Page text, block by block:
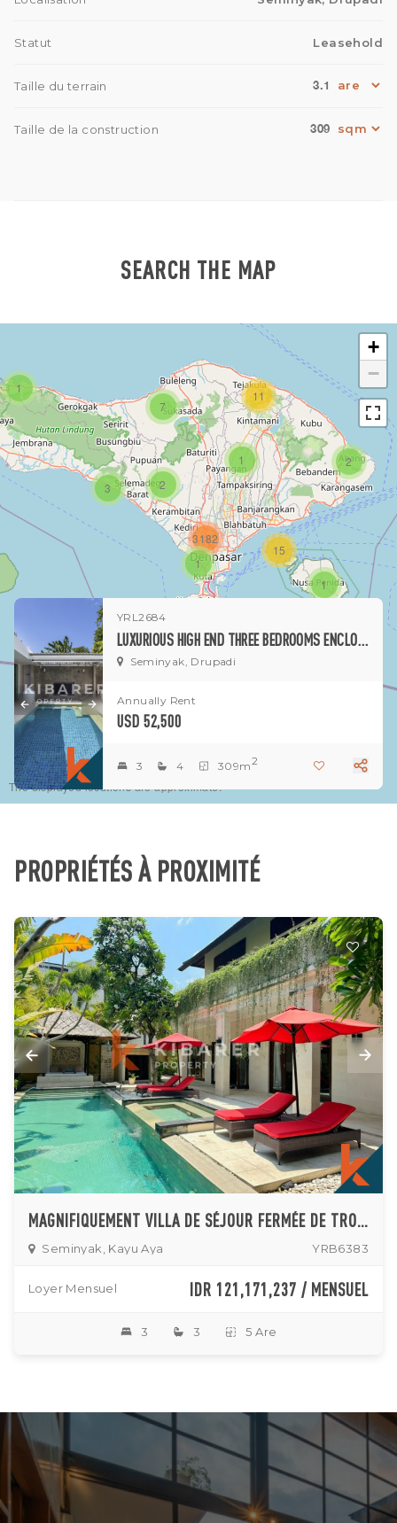
Statut Leasehold
Taille du terrain 3.1
Taille de la construction 309
SEARCH THE MAP
1
1
1
3
7
2
15
11
3182
1
2
+
−
The displayed locations are approximate.
YRL2684
LUXURIOUS HIGH END THREE BEDROOMS ENCLOSED LIVING VILLA SITUATED IN DRUPADI SEMINYAK
Seminyak, Drupadi
Annually Rent
USD 52,500
3 4 309m2
PROPRIÉTÉS À PROXIMITÉ
MAGNIFIQUEMENT VILLA DE SÉJOUR FERMÉE DE TROIS CHAMBRES DANS UN QUARTIER PRIVILÉGIÉ DE SEMINYAK
Seminyak, Kayu Aya YRB6383
Loyer Mensuel IDR 121,171,237 / MENSUEL
3 3 5 Are